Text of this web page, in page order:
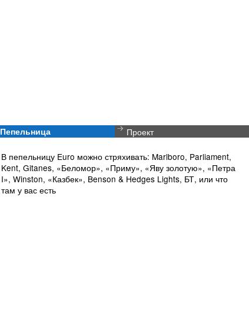
Пепельница Проект
В пепельницу Euro можно стряхивать: Marlboro, Parliament,
Kent, Gitanes, «Беломор», «Приму», «Яву золотую», «Петра
I», Winston, «Казбек», Benson & Hedges Lights, БТ, или что
там у вас есть